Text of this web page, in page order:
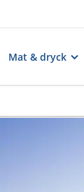
Mat & dryck